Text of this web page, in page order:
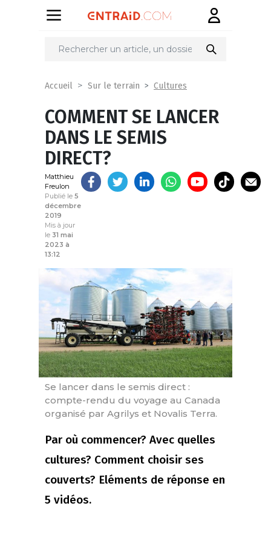
Partager
Accueil Sur le terrain Cultures
COMMENT SE LANCER
DANS LE SEMIS
DIRECT?
Matthieu
Freulon
Publié le 5
décembre
2019
Mis à jour
le 31 mai
2023 à
13:12
Se lancer dans le semis direct :
compte-rendu du voyage au Canada
organisé par Agrilys et Novalis Terra.
Par où commencer? Avec quelles
cultures? Comment choisir ses
couverts? Eléments de réponse en
5 vidéos.